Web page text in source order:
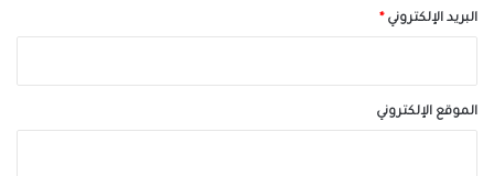
البريد الإلكتروني*
الموقع الإلكتروني